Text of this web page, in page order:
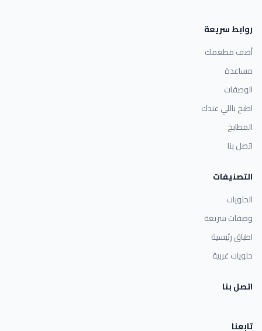
روابط سريعة
أضف مطعمك
مساعدة
الوصفات
اطبخ باللي عندك
المطابخ
اتصل بنا
التصنيفات
الحلويات
وصفات سريعة
اطباق رئيسية
حلويات غربية
اتصل بنا
تابعنا